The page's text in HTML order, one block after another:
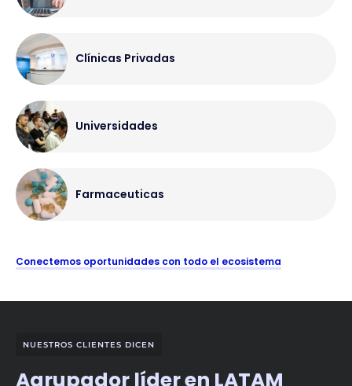
Clínicas Privadas
Universidades
Farmaceuticas
Conectemos oportunidades con todo el ecosistema
NUESTROS CLIENTES DICEN
Agrupador líder en LATAM